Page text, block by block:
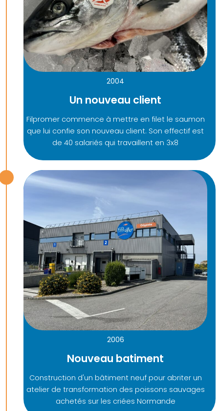
2004
Un nouveau client
Filpromer commence à mettre en filet le saumon
que lui confie son nouveau client. Son effectif est
de 40 salariés qui travaillent en 3x8
2006
Nouveau batiment
Construction d'un bâtiment neuf pour abriter un
atelier de transformation des poissons sauvages
achetés sur les criées Normande